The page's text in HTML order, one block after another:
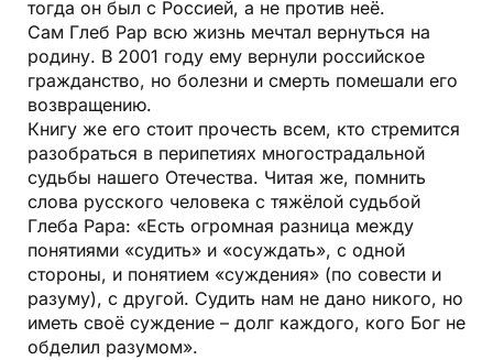
тогда он был с Россией, а не против неё.
Сам Глеб Рар всю жизнь мечтал вернуться на
родину. В 2001 году ему вернули российское
гражданство, но болезни и смерть помешали его
возвращению.
Книгу же его стоит прочесть всем, кто стремится
разобраться в перипетиях многострадальной
судьбы нашего Отечества. Читая же, помнить
слова русского человека с тяжёлой судьбой
Глеба Рара: «Есть огромная разница между
понятиями «судить» и «осуждать», с одной
стороны, и понятием «суждения» (по совести и
разуму), с другой. Судить нам не дано никого, но
иметь своё суждение – долг каждого, кого Бог не
обделил разумом».